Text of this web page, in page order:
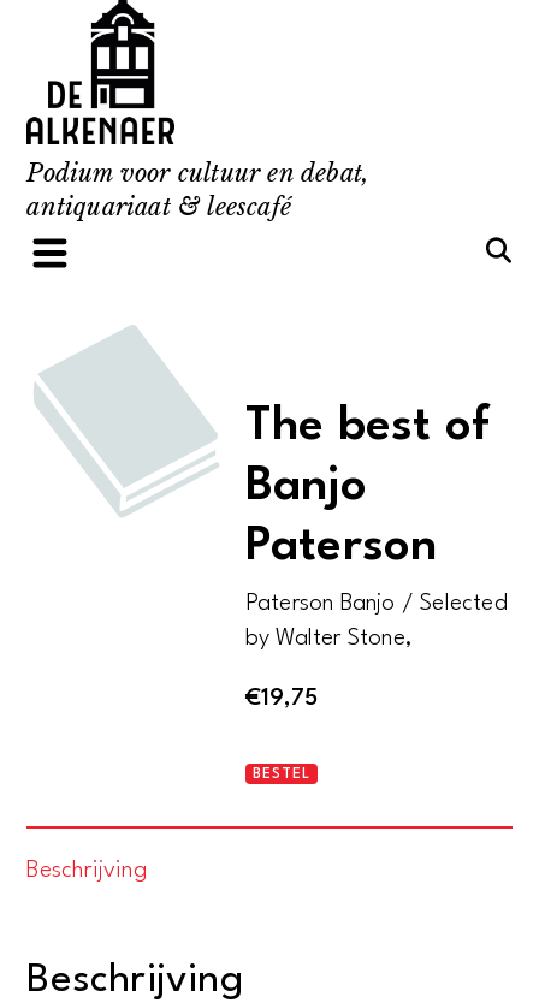
content
Podium voor cultuur en debat,
antiquariaat & leescafé
The best of
Banjo
Paterson
Paterson Banjo / Selected
by Walter Stone,
€19,75
The
BESTEL
Beschrijving
Beschrijving